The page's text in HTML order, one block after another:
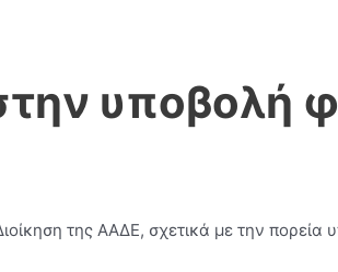
υποβολή
της ΑΑΔΕ, σχετικά με την